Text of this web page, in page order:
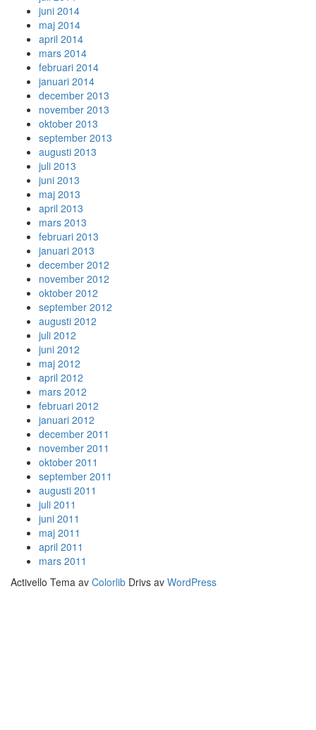
juni 2014
maj 2014
april 2014
mars 2014
februari 2014
januari 2014
december 2013
november 2013
oktober 2013
september 2013
augusti 2013
juli 2013
juni 2013
maj 2013
april 2013
mars 2013
februari 2013
januari 2013
december 2012
november 2012
oktober 2012
september 2012
augusti 2012
juli 2012
juni 2012
maj 2012
april 2012
mars 2012
februari 2012
januari 2012
december 2011
november 2011
oktober 2011
september 2011
augusti 2011
juli 2011
juni 2011
maj 2011
april 2011
mars 2011
Activello Tema av Colorlib Drivs av WordPress